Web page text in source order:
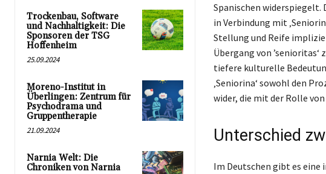
Trockenbau, Software
und Nachhaltigkeit: Die
Sponsoren der TSG
Hoffenheim
25.09.2024
Moreno-Institut in
Überlingen: Zentrum für
Psychodrama und
Gruppentherapie
21.09.2024
Narnia Welt: Die
Chroniken von Narnia
Spanischen widerspiegelt.
in Verbindung mit
Stellung und Reife
Übergang von ’senioritas‘
tiefere kulturelle
‚Seniorina‘ sowohl den
wider, die mit der Rolle
Unterschied
Im Deutschen gibt es eine